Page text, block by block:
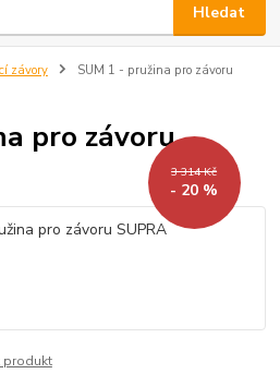
Hledat
závory
SUM 1 - pružina pro závoru
pro závoru
3 314 Kč
- 20 %
produkt